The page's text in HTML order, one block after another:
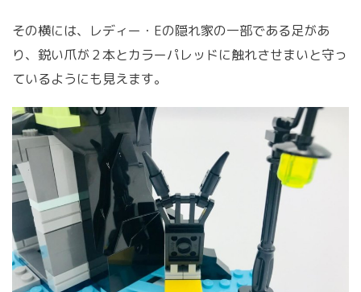
その横には、レディー・Eの隠れ家の一部である足があ
り、鋭い爪が２本とカラーパレッドに触れさせまいと守っ
ているようにも見えます。